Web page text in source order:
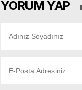
YORUM YAP